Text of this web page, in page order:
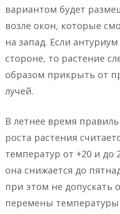
вариантом будет
возле окон, которые
на запад. Если
стороне, то растение
образом прикрыть от
лучей.
В летнее время
роста растения
температур от +20 и до
она снижается до
при этом не допускать
перемены